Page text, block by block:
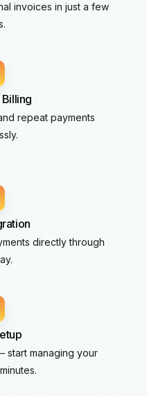
invoices in just a few
repeat payments
directly through
start managing your